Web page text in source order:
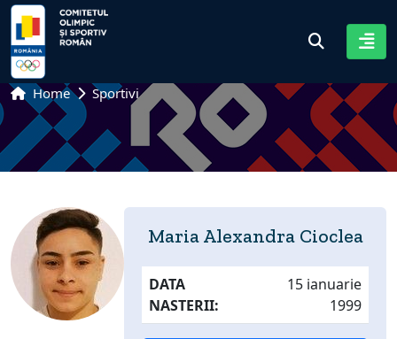
Home Sportivi
Maria Alexandra Cioclea
DATA
NASTERII:
15 ianuarie
1999